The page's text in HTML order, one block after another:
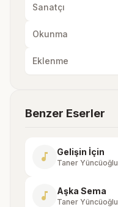
Sanatçı
Okunma
Eklenme
Benzer Eserler
music_note Gelişin İçin
Taner Yüncüoğlu
music_note Aşka Sema
Taner Yüncüoğlu